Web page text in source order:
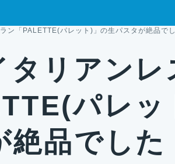
ン「PALETTE(パレット)」の生パスタが絶品でし
リアンレ
パレッ
品でした